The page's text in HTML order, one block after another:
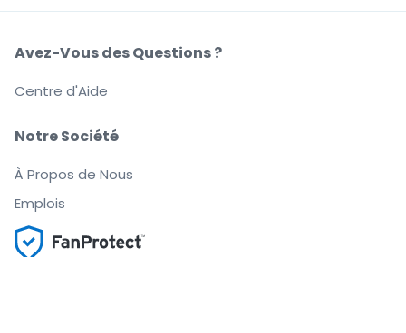
Notre Société
À Propos de Nous
Emplois
Avez-Vous des Questions ?
Centre d'Aide